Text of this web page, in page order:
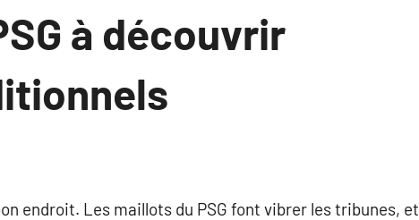
à découvrir
endroit. Les maillots du PSG font vibrer les tribunes, et